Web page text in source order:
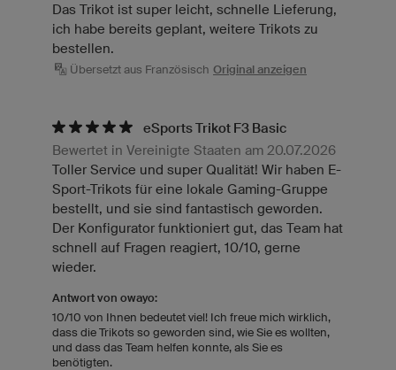
Das Trikot ist super leicht, schnelle Lieferung,
ich habe bereits geplant, weitere Trikots zu
bestellen.
Übersetzt aus Französisch Original anzeigen
eSports Trikot F3 Basic
Bewertet in Vereinigte Staaten am 20.07.2026
Toller Service und super Qualität! Wir haben E-
Sport-Trikots für eine lokale Gaming-Gruppe
bestellt, und sie sind fantastisch geworden.
Der Konfigurator funktioniert gut, das Team hat
schnell auf Fragen reagiert, 10/10, gerne
wieder.
Antwort von owayo:
10/10 von Ihnen bedeutet viel! Ich freue mich wirklich,
dass die Trikots so geworden sind, wie Sie es wollten,
und dass das Team helfen konnte, als Sie es
benötigten.